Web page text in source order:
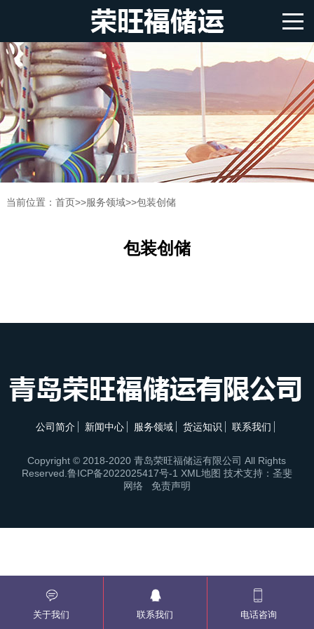
当前位置： 首页>>服务领域>>包装创储
包装创储
公司简介 新闻中心 服务领域 货运知识 联系我们
Copyright © 2018-2020 青岛荣旺福储运有限公司 All Rights
Reserved. 鲁ICP备2022025417号-1 XML地图 技术支持：圣斐
网络
免责声明
关于我们 联系我们 电话咨询